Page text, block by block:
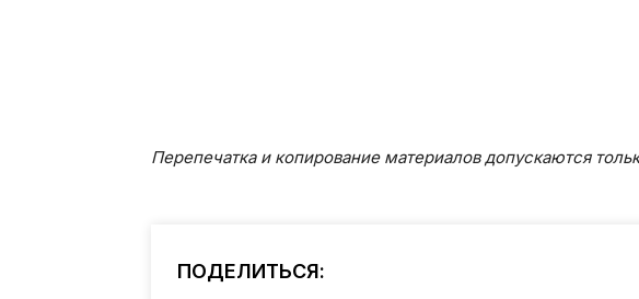
Перепечатка и копирование материалов допускаются
ПОДЕЛИТЬСЯ: